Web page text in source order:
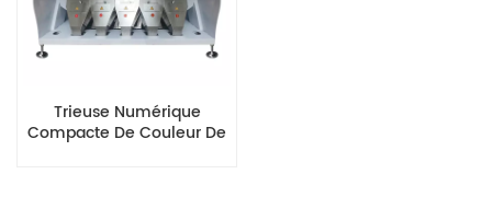
Trieuse Numérique
Compacte De Couleur De